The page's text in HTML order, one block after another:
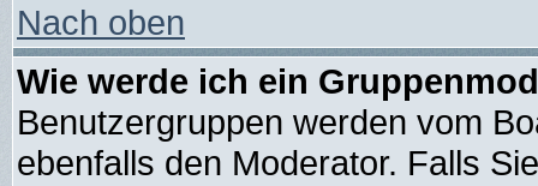
Nach oben
Wie werde ich ein
Benutzergruppen werden vom
ebenfalls den Moderator. Falls